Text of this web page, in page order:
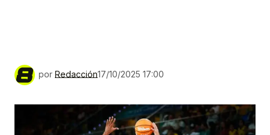
por Redacción17/10/2025 17:00